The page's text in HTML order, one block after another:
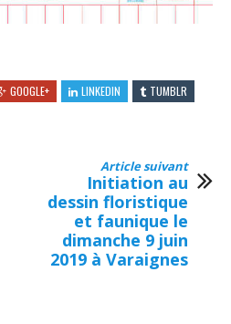
GOOGLE+ LINKEDIN
TUMBLR
Article suivant
Initiation au
dessin floristique
et faunique le
dimanche 9 juin
2019 à Varaignes